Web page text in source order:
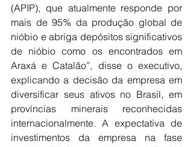
(APIP), que atualmente responde por
mais de 95% da produção global de
nióbio e abriga depósitos significativos
de nióbio como os encontrados em
Araxá e Catalão”, disse o executivo,
explicando a decisão da empresa em
diversificar seus ativos no Brasil, em
províncias minerais reconhecidas
internacionalmente. A expectativa de
investimentos da empresa na fase